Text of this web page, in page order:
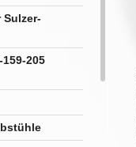
159-205